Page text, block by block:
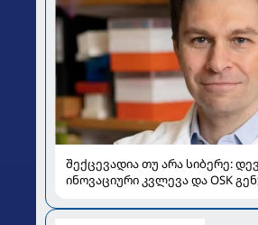
შექცევადია თუ არა სიბერე:
ინოვაციური კვლევა და OSK